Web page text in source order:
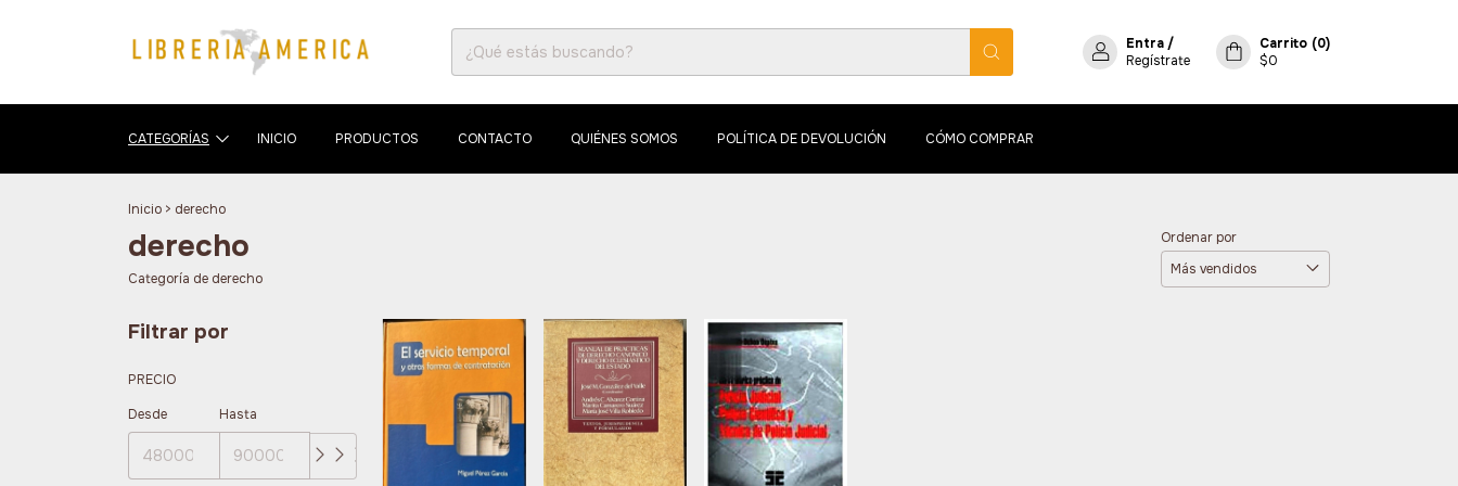
Entra /
Regístrate
Carrito (0)
$0
CATEGORÍAS INICIO PRODUCTOS CONTACTO QUIÉNES SOMOS POLÍTICA DE DEVOLUCIÓN CÓMO COMPRAR
Inicio > derecho
derecho
Categoría de derecho
Ordenar por
Filtrar por
PRECIO
Desde
Hasta